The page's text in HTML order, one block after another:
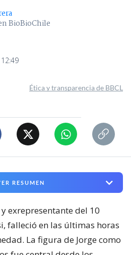
BioBioChile
Ética y transparencia de BBCL
RESUMEN
exrepresentante del 10
falleció en las últimas horas
La figura de Jorge como